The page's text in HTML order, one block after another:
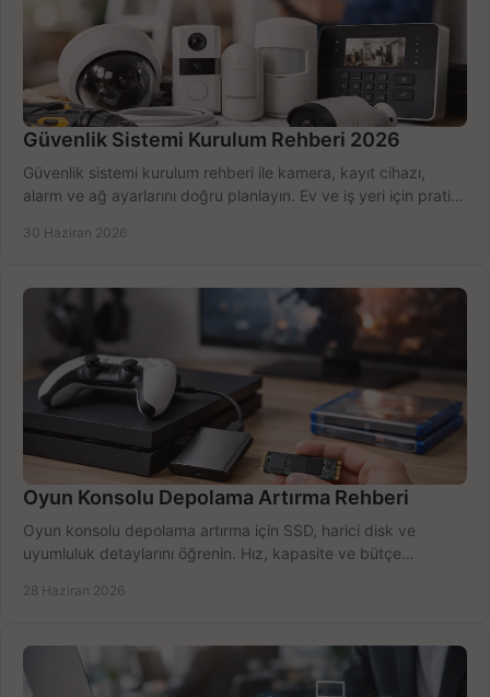
Güvenlik Sistemi Kurulum Rehberi 2026
Güvenlik sistemi kurulum rehberi ile kamera, kayıt cihazı,
alarm ve ağ ayarlarını doğru planlayın. Ev ve iş yeri için pratik
30 Haziran 2026
Oyun Konsolu Depolama Artırma Rehberi
Oyun konsolu depolama artırma için SSD, harici disk ve
uyumluluk detaylarını öğrenin. Hız, kapasite ve bütçe
28 Haziran 2026